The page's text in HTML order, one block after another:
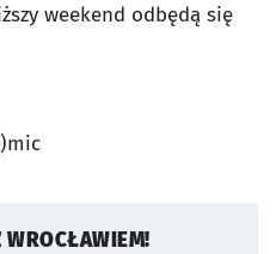
weekend odbędą się
WROCŁAWIEM!